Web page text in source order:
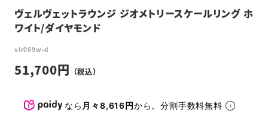
ヴェルヴェットラウンジ ジオメトリースケールリング ホ
ワイト/ダイヤモンド
vlr069w-d
51,700
なら 月々8,616円から。分割手数料無料